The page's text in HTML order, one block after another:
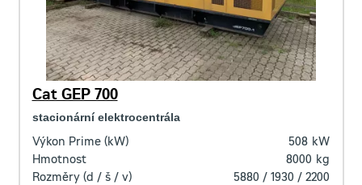
Cat GEP 700
stacionární elektrocentrála
Výkon Prime (kW) 508 kW
Hmotnost
8000 kg
Rozměry (d / š / v)
5880 / 1930 / 2200